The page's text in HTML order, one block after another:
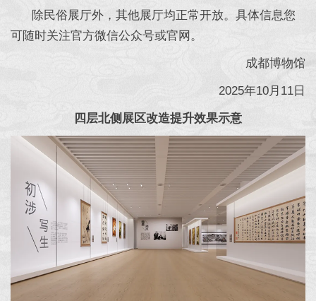
除民俗展厅外，其他展厅均正常开放。具体信息您
可随时关注官方微信公众号或官网。
成都博物馆
2025年10月11日
四层北侧展区改造提升效果示意